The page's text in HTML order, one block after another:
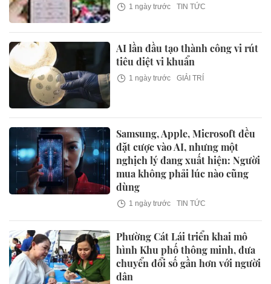
1 ngày trước TIN TỨC
AI lần đầu tạo thành công vi rút
tiêu diệt vi khuẩn
1 ngày trước GIẢI TRÍ
Samsung, Apple, Microsoft đều
đặt cược vào AI, nhưng một
nghịch lý đang xuất hiện: Người
mua không phải lúc nào cũng
dùng
1 ngày trước TIN TỨC
Phường Cát Lái triển khai mô
hình Khu phố thông minh, đưa
chuyển đổi số gần hơn với người
dân